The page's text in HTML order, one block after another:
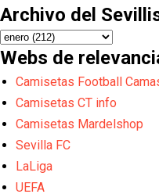
Archivo del
Webs de
Camisetas Football
Camisetas CT info
Camisetas Mardelshop
Sevilla FC
LaLiga
UEFA